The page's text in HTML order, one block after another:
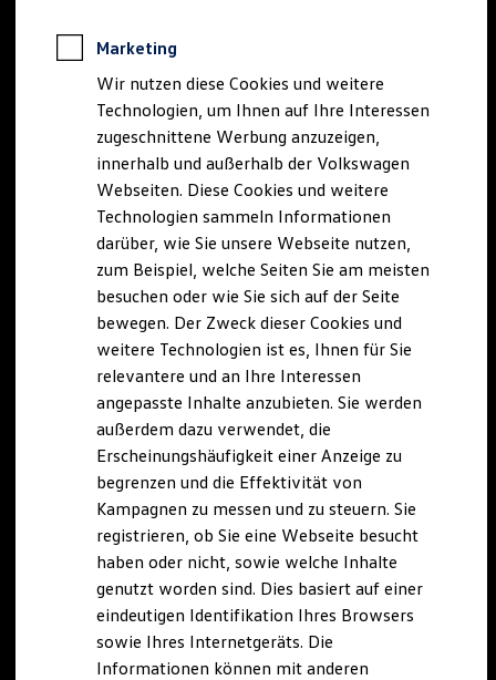
Rekuperation
Laden unterwegs
Laden Zuhause
Ladestationen finden
Ladezeitensimulator
Batterie
Sicherheit
Nachhaltigkeit
Technologie
Kosten und Kauf
Verbrauchskosten
Kaufoptionen
E-Auto-Förderung
Software und Konnektivität
Die ID. Software 6
ID. Software Versionen und Updates
Digitale Extras
Schnittstellen zu Ihrem ID.
Marke und Erlebnis
Volkswagen R und R Experience
R-Modelle
R Experience
Driving Experience
Volkswagen entdecken
Werkbesichtigung
Lifestyle Shop
T-Roc Kollektion
Golf Kollektion
Marketing
Wir nutzen diese Cookies und weitere
Technologien, um Ihnen auf Ihre Interessen
zugeschnittene Werbung anzuzeigen,
innerhalb und außerhalb der Volkswagen
Webseiten. Diese Cookies und weitere
Technologien sammeln Informationen
darüber, wie Sie unsere Webseite nutzen,
zum Beispiel, welche Seiten Sie am meisten
besuchen oder wie Sie sich auf der Seite
bewegen. Der Zweck dieser Cookies und
weitere Technologien ist es, Ihnen für Sie
relevantere und an Ihre Interessen
angepasste Inhalte anzubieten. Sie werden
außerdem dazu verwendet, die
Erscheinungshäufigkeit einer Anzeige zu
begrenzen und die Effektivität von
Kampagnen zu messen und zu steuern. Sie
registrieren, ob Sie eine Webseite besucht
haben oder nicht, sowie welche Inhalte
genutzt worden sind. Dies basiert auf einer
eindeutigen Identifikation Ihres Browsers
sowie Ihres Internetgeräts. Die
Informationen können mit anderen